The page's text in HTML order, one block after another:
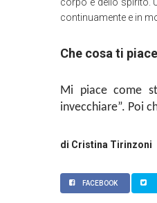
continuamente e in
Che cosa ti
Mi piace come
invecchiare”. Poi
di Cristina Tirinzoni
FACEBOOK